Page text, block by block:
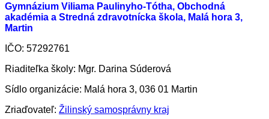
Gymnázium Viliama Paulinyho-Tótha, Obchodná
akadémia a Stredná zdravotnícka škola, Malá hora 3,
Martin
IČO: 57292761
Riaditeľka školy: Mgr. Darina Súderová
Sídlo organizácie: Malá hora 3, 036 01 Martin
Zriaďovateľ: Žilinský samosprávny kraj